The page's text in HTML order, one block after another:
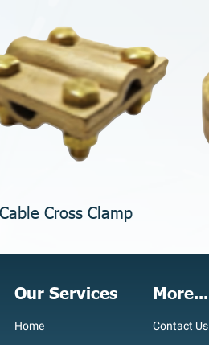
Cable Cross Clamp
Our Services
Home
More...
Contact Us